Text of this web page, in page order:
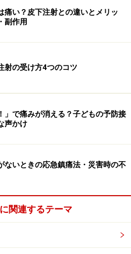
態で行われる気管内挿管。麻酔科
す
フェイスマスクという鼻と口
います。マスクによる人工呼
状態が安定したことを確認し
管（きかんないそうかん）を
は、口からのど、気管から肺に
挿入する医療行為です。酸素を
ーブと呼ばれ、新生児から成人
て様々な太さや長さのサイズが
、通常は口から肺に向かって挿
ては鼻からのどを通して気管に
た気管切開の穴から入れる場
さは、新生児で直径約3mm、成
男性では8.5mm程度です。成人
は、人工呼吸による管からの空
痛い？皮下注射との違いとメリッ
副作用
射の受け方4つのコツ
」で痛みが消える？子どもの予防接
声かけ
ないときの応急鎮痛法・災害時の不
関連するテーマ